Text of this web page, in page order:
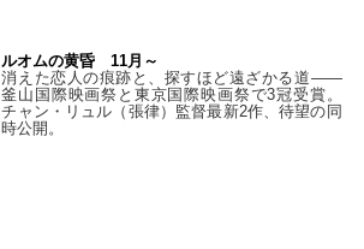
ルオムの黄昏 11月～
消えた恋人の痕跡と、探すほど遠ざかる道——
釜山国際映画祭と東京国際映画祭で3冠受賞。
チャン・リュル（張律）監督最新2作、待望の同
時公開。